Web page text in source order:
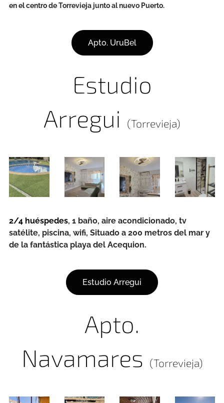
en el centro de Torrevieja junto al nuevo Puerto.
Apto. UruBel
Estudio
Arregui
(Torrevieja)
2/4 huéspedes, 1 baño, aire acondicionado, tv
satélite, piscina, wifi, Situado a 200 metros del mar y
de la fantástica playa del Acequion.
Estudio Arregui
Apto.
Navamares
(Torrevieja)